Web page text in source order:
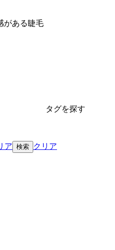
がある睫毛
タグを探す
ア クリア